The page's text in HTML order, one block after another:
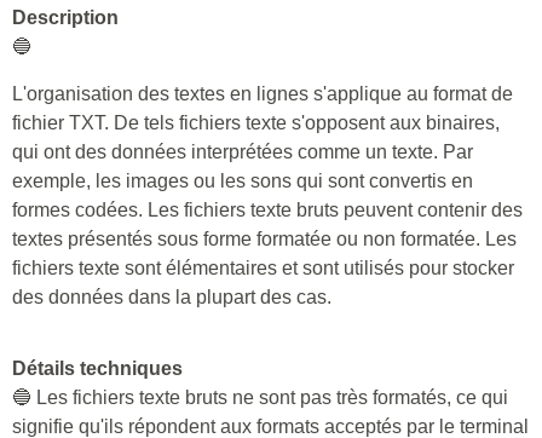
Description
🔵
L'organisation des textes en lignes s'applique au format de
fichier TXT. De tels fichiers texte s'opposent aux binaires,
qui ont des données interprétées comme un texte. Par
exemple, les images ou les sons qui sont convertis en
formes codées. Les fichiers texte bruts peuvent contenir des
textes présentés sous forme formatée ou non formatée. Les
fichiers texte sont élémentaires et sont utilisés pour stocker
des données dans la plupart des cas.
Détails techniques
🔵 Les fichiers texte bruts ne sont pas très formatés, ce qui
signifie qu'ils répondent aux formats acceptés par le terminal